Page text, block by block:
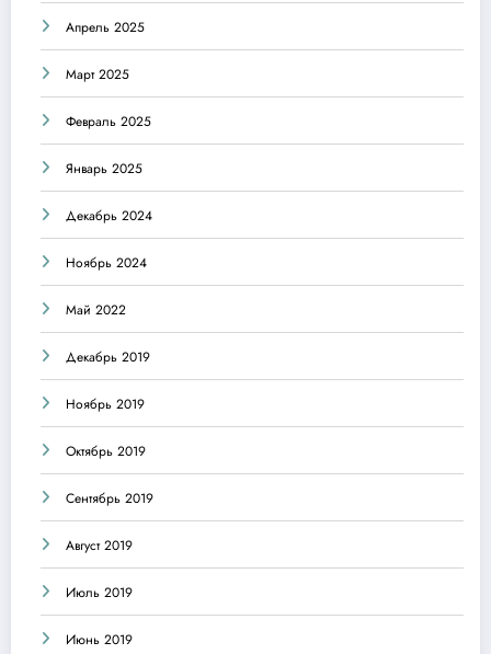
Апрель 2025
Март 2025
Февраль 2025
Январь 2025
Декабрь 2024
Ноябрь 2024
Май 2022
Декабрь 2019
Ноябрь 2019
Октябрь 2019
Сентябрь 2019
Август 2019
Июль 2019
Июнь 2019